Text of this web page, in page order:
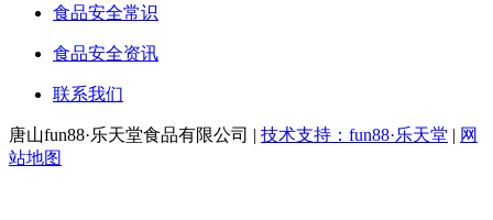
食品安全常识
食品安全资讯
联系我们
唐山fun88·乐天堂食品有限公司 | 技术支持：fun88·乐天堂 | 网
站地图